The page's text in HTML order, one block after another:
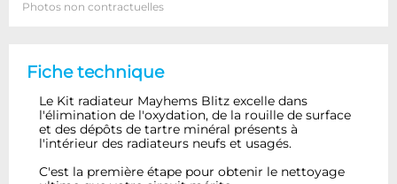
Photos non contractuelles
Fiche technique
Le Kit radiateur Mayhems Blitz excelle dans
l'élimination de l'oxydation, de la rouille de surface
et des dépôts de tartre minéral présents à
l'intérieur des radiateurs neufs et usagés.
C'est la première étape pour obtenir le nettoyage